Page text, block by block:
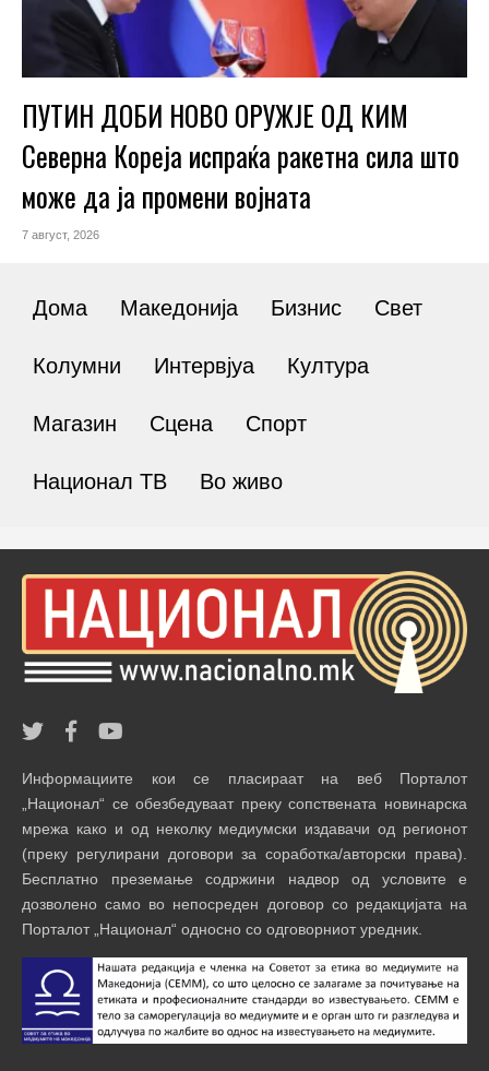
ПУТИН ДОБИ НОВО ОРУЖЈЕ ОД КИМ
Северна Кореја испраќа ракетна сила што
може да ја промени војната
7 август, 2026
Дома Македонија Бизнис Свет
Колумни Интервјуа Култура
Магазин Сцена Спорт
Национал ТВ Во живо
Информациите кои се пласираат на веб Порталот
„Национал“ се обезбедуваат преку сопствената новинарска
мрежа како и од неколку медиумски издавачи од регионот
(преку регулирани договори за соработка/авторски права).
Бесплатно преземање содржини надвор од условите е
дозволено само во непосреден договор со редакцијата на
Порталот „Национал“ односно со одговорниот уредник.